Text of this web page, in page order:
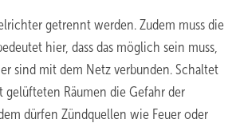
getrennt werden. Zudem muss die
hier, dass das möglich sein muss,
sind mit dem Netz verbunden. Schaltet
Räumen die Gefahr der
dürfen Zündquellen wie Feuer oder